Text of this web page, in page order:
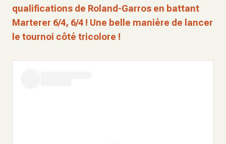
qualifications de Roland-Garros en battant
Marterer 6/4, 6/4 ! Une belle manière de lancer
le tournoi côté tricolore !